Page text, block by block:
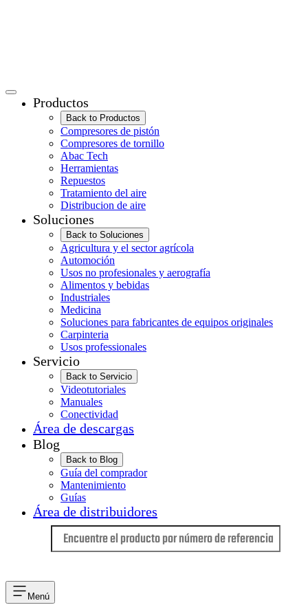
Productos
Back to Productos
Compresores de pistón
Compresores de tornillo
Abac Tech
Herramientas
Repuestos
Tratamiento del aire
Distribucion de aire
Soluciones
Back to Soluciones
Agricultura y el sector agrícola
Automoción
Usos no profesionales y aerografía
Alimentos y bebidas
Industriales
Medicina
Soluciones para fabricantes de equipos originales
Carpinteria
Usos professionales
Servicio
Back to Servicio
Videotutoriales
Manuales
Conectividad
Área de descargas
Blog
Back to Blog
Guía del comprador
Mantenimiento
Guías
Área de distribuidores
Menú